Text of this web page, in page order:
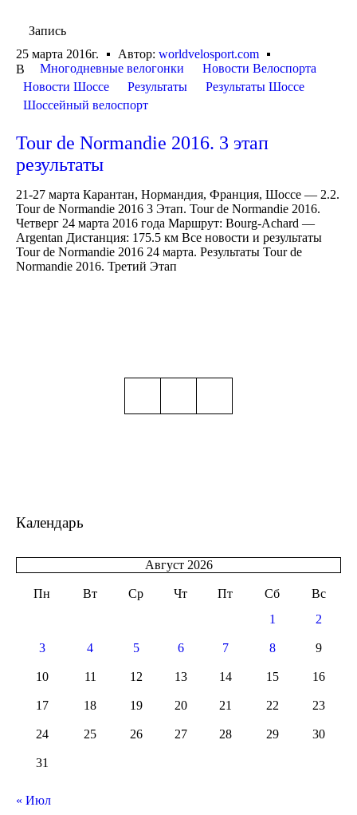
Запись
25 марта 2016г.
Автор: worldvelosport.com
В
Многодневные велогонки
Новости Велоспорта
Новости Шоссе
Результаты
Результаты Шоссе
Шоссейный велоспорт
Tour de Normandie 2016. 3 этап
результаты
21-27 марта Карантан, Нормандия, Франция, Шоссе — 2.2.
Tour de Normandie 2016 3 Этап. Tour de Normandie 2016.
Четверг 24 марта 2016 года Маршрут: Bourg-Achard —
Argentan Дистанция: 175.5 км Все новости и результаты
Tour de Normandie 2016 24 марта. Результаты Tour de
Normandie 2016. Третий Этап
Календарь
Август 2026
Пн Вт Ср Чт Пт Сб
Вс
1
2
3 4 5 6 7 8 9
10 11 12 13 14 15 16
17 18 19 20 21 22 23
24 25 26 27 28 29 30
31
« Июл